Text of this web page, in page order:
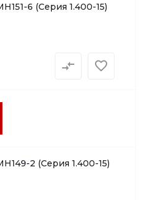
6 (Серия 1.400-15)
2 (Серия 1.400-15)